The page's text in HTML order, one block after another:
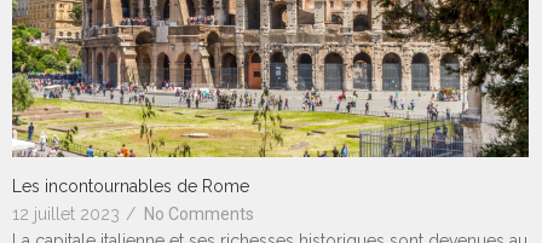
Les incontournables de Rome
12 juillet 2023 / No Comments